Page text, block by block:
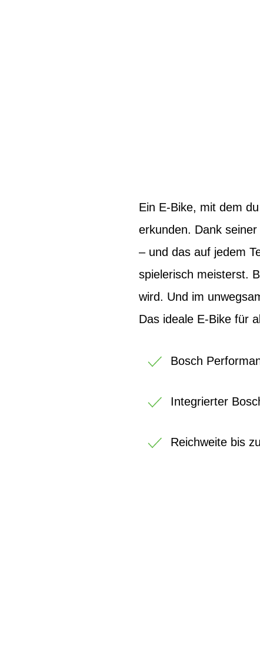
Ein E-Bike, mit dem
erkunden. Dank
– und das auf jedem
spielerisch meisterst.
wird. Und im
Das ideale E-Bike für
Bosch
Integrierter
Reichweite bis